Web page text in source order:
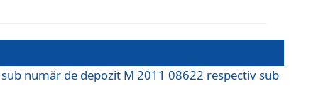
număr de depozit M 2011 08622 respectiv sub